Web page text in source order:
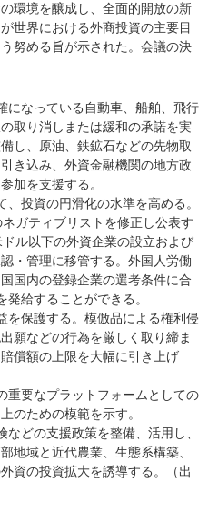
環境を醸成し、全面的開放の新
世界における外商投資の主要目
努める旨が示された。会議の決
なっている自動車、船舶、飛行
取り消しまたは緩和の承諾を実
し、原油、鉄鉱石などの先物取
き込み、外資金融機関の地方政
加を支援する。
投資の円滑化の水準を高める。
ガティブリストを修正し公表す
ル以下の外資企業の設立および
・管理に移管する。外国人労働
国内の登録企業の選考条件に合
給することができる。
保護する。模倣品による権利侵
願などの行為を厳しく取り締ま
償額の上限を大幅に引き上げ
要なプラットフォームとしての
のための模範を示す。
どの支援政策を整備、活用し、
地域と近代農業、生態系構築、
資の投資拡大を誘導する。（出